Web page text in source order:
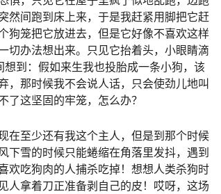
然间跑到床上来，于是我赶紧用脚把它赶
狗笼把它放进去，但是它好像不喜欢这样
切办法想出来。只见它抬着头，小眼睛滴
到：假如来生我也投胎成一条小狗，该
，那时候我不会说人话，只会使劲儿地叫
了这坚固的牢笼，怎么办？
在至少还有我这个主人，但是到那个时候
下雪的时候只能蜷缩在角落里发抖，遇到
欢吃狗肉的人捕杀吃掉！想想人类杀狗时
人拿着刀正准备剥自己的皮！哎呀，这场